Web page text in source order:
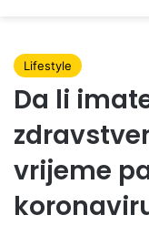
Lifestyle
Da li
vrijeme